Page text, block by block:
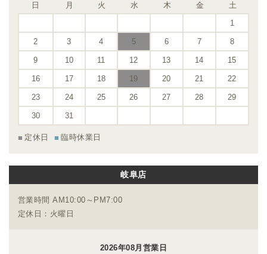
日
月 火 水 木 金
土
1
2 3 4 5 6 7 8
9 10 11 12 13 14 15
16 17 18 19 20 21 22
23 24 25 26 27 28 29
30 31
定休日 臨時休業日
岐阜店
営業時間 AM10:00～PM7:00
定休日：火曜日
2026年08月営業日